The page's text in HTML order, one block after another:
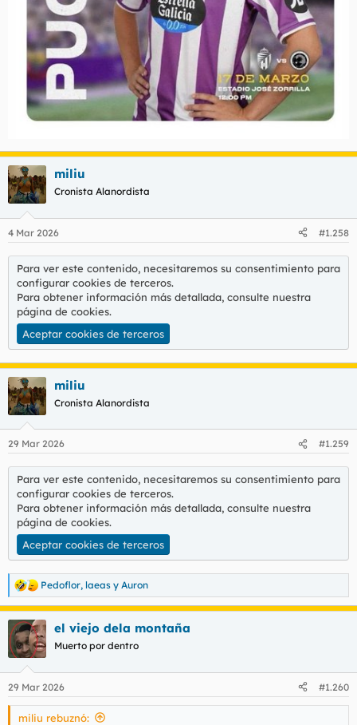
miliu
Cronista Alanordista
4 Mar 2026 #1.258
Para ver este contenido, necesitaremos su consentimiento para
configurar cookies de terceros.
Para obtener información más detallada, consulte nuestra
página de cookies.
Aceptar cookies de terceros
miliu
Cronista Alanordista
29 Mar 2026 #1.259
Para ver este contenido, necesitaremos su consentimiento para
configurar cookies de terceros.
Para obtener información más detallada, consulte nuestra
página de cookies.
Aceptar cookies de terceros
R
e
a
c
c
i
e
s
Pedoflor, laeas y Auron
el viejo dela montaña
Muerto por dentro
29 Mar 2026 #1.260
miliu rebuznó: